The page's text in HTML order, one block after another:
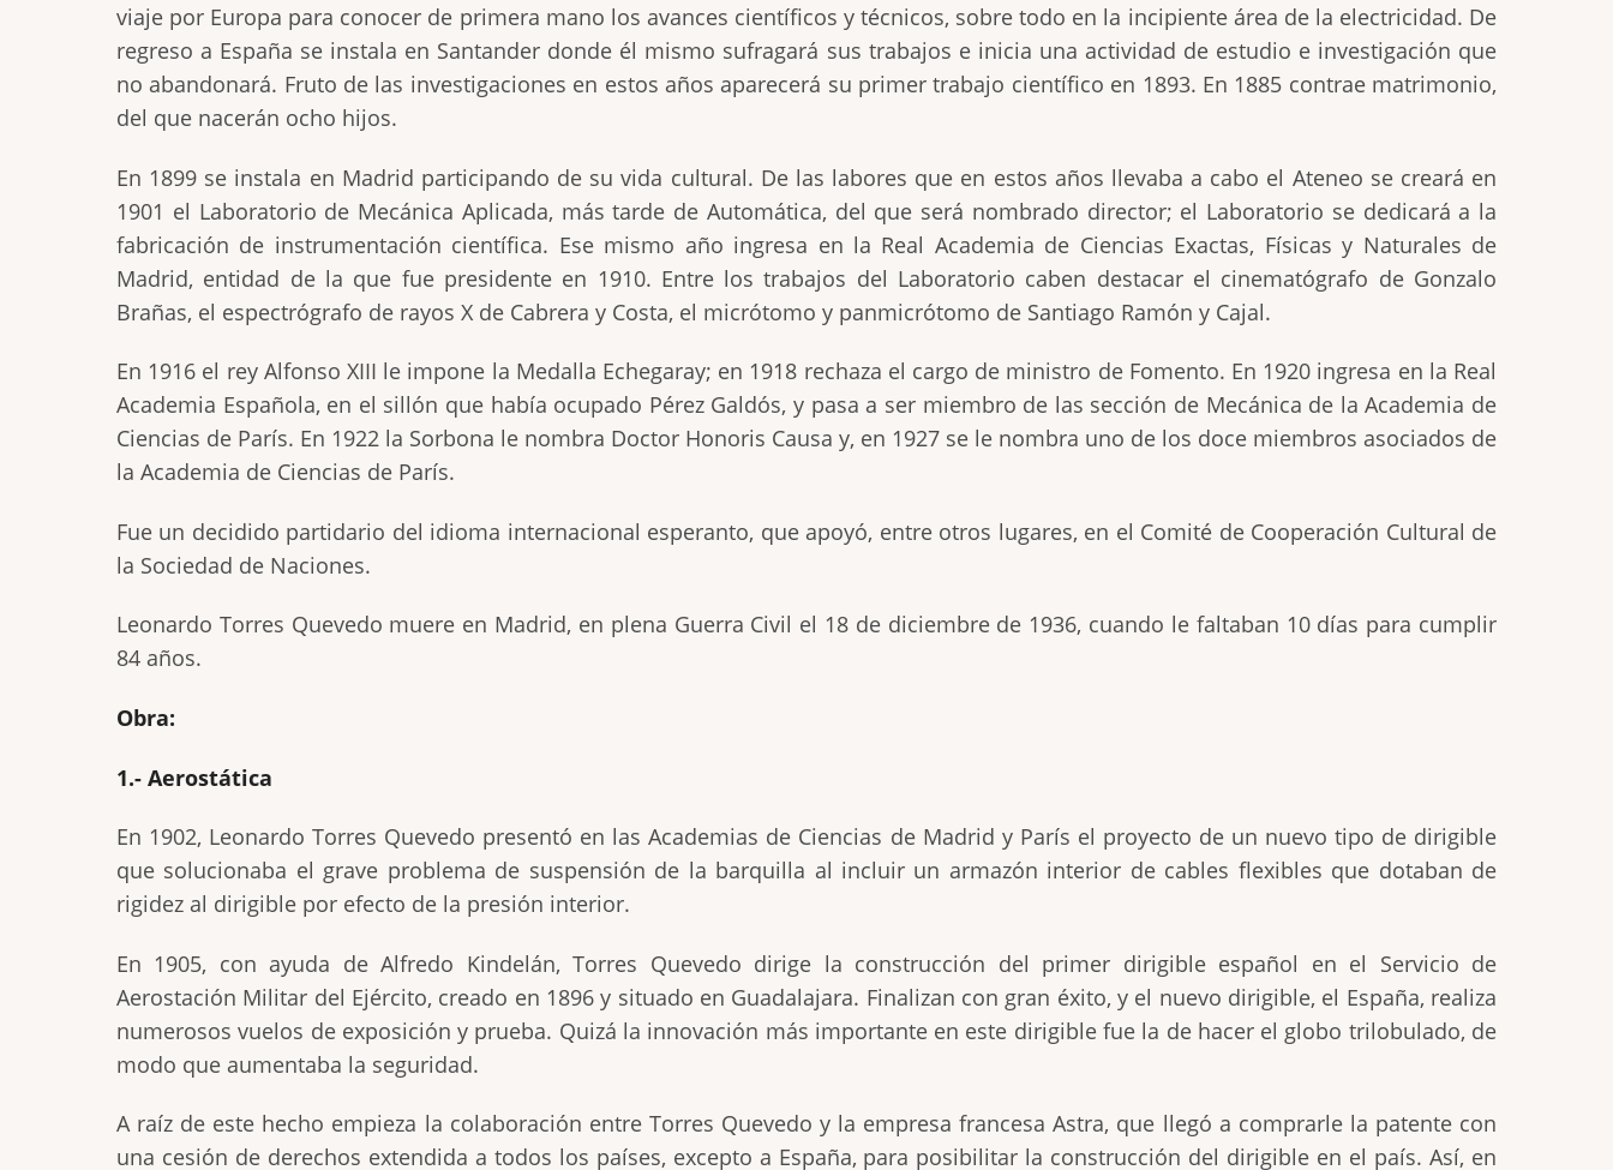
viaje por Europa para conocer de primera mano los avances científicos y técnicos, sobre todo en la incipiente área de la electricidad. De
regreso a España se instala en Santander donde él mismo sufragará sus trabajos e inicia una actividad de estudio e investigación que
no abandonará. Fruto de las investigaciones en estos años aparecerá su primer trabajo científico en 1893. En 1885 contrae matrimonio,
del que nacerán ocho hijos.
En 1899 se instala en Madrid participando de su vida cultural. De las labores que en estos años llevaba a cabo el Ateneo se creará en
1901 el Laboratorio de Mecánica Aplicada, más tarde de Automática, del que será nombrado director; el Laboratorio se dedicará a la
fabricación de instrumentación científica. Ese mismo año ingresa en la Real Academia de Ciencias Exactas, Físicas y Naturales de
Madrid, entidad de la que fue presidente en 1910. Entre los trabajos del Laboratorio caben destacar el cinematógrafo de Gonzalo
Brañas, el espectrógrafo de rayos X de Cabrera y Costa, el micrótomo y panmicrótomo de Santiago Ramón y Cajal.
En 1916 el rey Alfonso XIII le impone la Medalla Echegaray; en 1918 rechaza el cargo de ministro de Fomento. En 1920 ingresa en la Real
Academia Española, en el sillón que había ocupado Pérez Galdós, y pasa a ser miembro de las sección de Mecánica de la Academia de
Ciencias de París. En 1922 la Sorbona le nombra Doctor Honoris Causa y, en 1927 se le nombra uno de los doce miembros asociados de
la Academia de Ciencias de París.
Fue un decidido partidario del idioma internacional esperanto, que apoyó, entre otros lugares, en el Comité de Cooperación Cultural de
la Sociedad de Naciones.
Leonardo Torres Quevedo muere en Madrid, en plena Guerra Civil el 18 de diciembre de 1936, cuando le faltaban 10 días para cumplir
84 años.
Obra:
1.- Aerostática
En 1902, Leonardo Torres Quevedo presentó en las Academias de Ciencias de Madrid y París el proyecto de un nuevo tipo de dirigible
que solucionaba el grave problema de suspensión de la barquilla al incluir un armazón interior de cables flexibles que dotaban de
rigidez al dirigible por efecto de la presión interior.
En 1905, con ayuda de Alfredo Kindelán, Torres Quevedo dirige la construcción del primer dirigible español en el Servicio de
Aerostación Militar del Ejército, creado en 1896 y situado en Guadalajara. Finalizan con gran éxito, y el nuevo dirigible, el España, realiza
numerosos vuelos de exposición y prueba. Quizá la innovación más importante en este dirigible fue la de hacer el globo trilobulado, de
modo que aumentaba la seguridad.
A raíz de este hecho empieza la colaboración entre Torres Quevedo y la empresa francesa Astra, que llegó a comprarle la patente con
una cesión de derechos extendida a todos los países, excepto a España, para posibilitar la construcción del dirigible en el país. Así, en